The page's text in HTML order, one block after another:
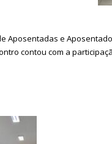
Aposentadas e
contou com a